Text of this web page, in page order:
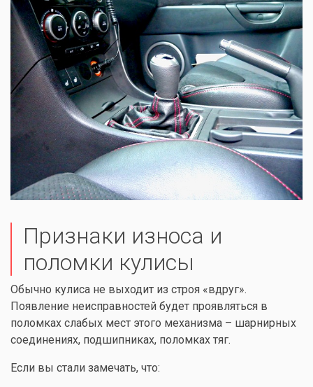
Признаки износа и
поломки кулисы
Обычно кулиса не выходит из строя «вдруг».
Появление неисправностей будет проявляться в
поломках слабых мест этого механизма – шарнирных
соединениях, подшипниках, поломках тяг.
Если вы стали замечать, что: